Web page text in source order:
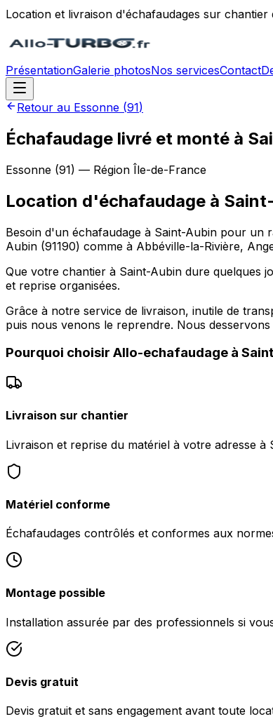
Location et livraison d'échafaudages sur
PrésentationGalerie photosNos servicesContact
Retour au Essonne (91)
Échafaudage livré et monté à
Essonne (91) — Région Île-de-France
Location d'échafaudage à
Besoin d'un échafaudage à Saint-Aubin pour un
Aubin (91190) comme à Abbéville-la-Rivière,
Que votre chantier à Saint-Aubin dure quelques
et reprise organisées.
Grâce à notre service de livraison, inutile de
puis nous venons le reprendre. Nous
Pourquoi choisir Allo-echafaudage à
Livraison sur chantier
Livraison et reprise du matériel à votre adresse à
Matériel conforme
Échafaudages contrôlés et conformes aux
Montage possible
Installation assurée par des professionnels si
Devis gratuit
Devis gratuit et sans engagement avant toute